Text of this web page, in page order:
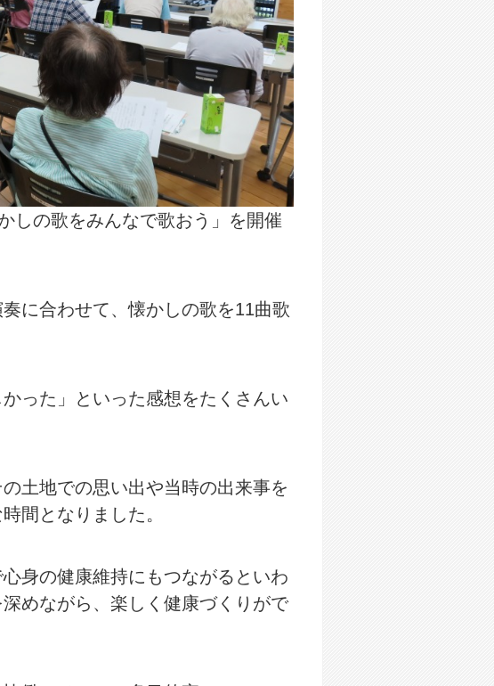
しの歌をみんなで歌おう」を開催
に合わせて、懐かしの歌を11曲歌
った」といった感想をたくさんい
土地での思い出や当時の出来事を
間となりました。
身の健康維持にもつながるといわ
めながら、楽しく健康づくりがで